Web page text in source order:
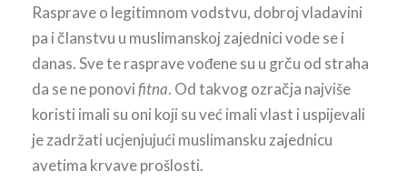
Rasprave o legitimnom vodstvu, dobroj vladavini
pa i članstvu u muslimanskoj zajednici vode se i
danas. Sve te rasprave vođene su u grču od straha
da se ne ponovifitna. Od takvog ozračja najviše
koristi imali su oni koji su već imali vlast i uspijevali
je zadržati ucjenjujući muslimansku zajednicu
avetima krvave prošlosti.